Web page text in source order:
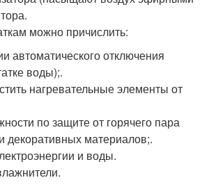
можно причислить:
автоматического отключения
воды);.
нагревательные элементы от
по защите от горячего пара
декоративных материалов;.
и воды.